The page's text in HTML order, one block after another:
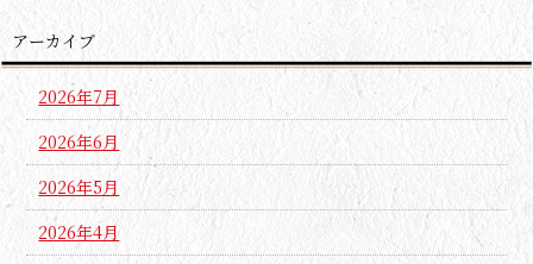
アーカイブ
2026年7月
2026年6月
2026年5月
2026年4月